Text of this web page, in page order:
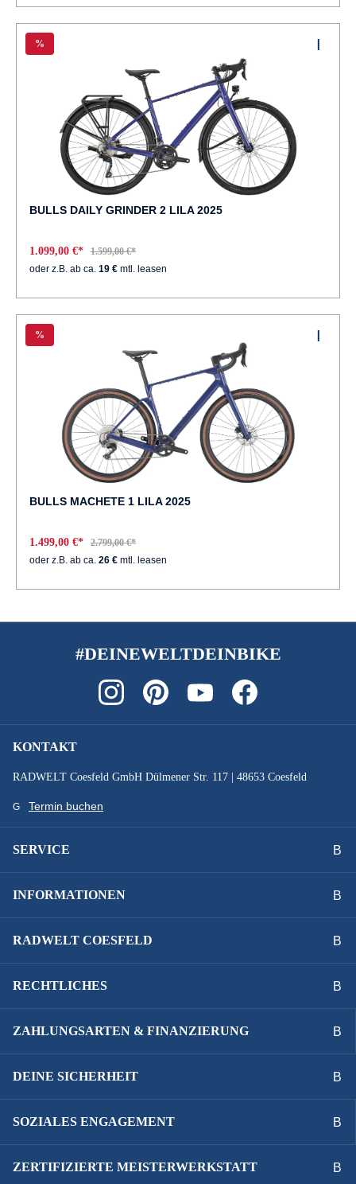
%
BULLS DAILY GRINDER 2 LILA 2025
1.099,00 €*
1.599,00 €*
oder z.B. ab ca. 19 € mtl. leasen
%
BULLS MACHETE 1 LILA 2025
1.499,00 €*
2.799,00 €*
oder z.B. ab ca. 26 € mtl. leasen
#DEINEWELTDEINBIKE
KONTAKT
RADWELT Coesfeld GmbH Dülmener Str. 117 | 48653 Coesfeld
Termin buchen
SERVICE
INFORMATIONEN
RADWELT COESFELD
RECHTLICHES
ZAHLUNGSARTEN & FINANZIERUNG
DEINE SICHERHEIT
SOZIALES ENGAGEMENT
ZERTIFIZIERTE MEISTERWERKSTATT